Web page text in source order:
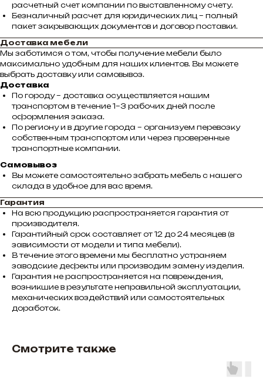
расчетный счет компании по выставленному счету.
Безналичный расчет для юридических лиц – полный
пакет закрывающих документов и договор поставки.
Доставка мебели
Мы заботимся о том, чтобы получение мебели было
максимально удобным для наших клиентов. Вы можете
выбрать доставку или самовывоз.
Доставка
По городу – доставка осуществляется нашим
транспортом в течение 1–3 рабочих дней после
оформления заказа.
По региону и в другие города – организуем перевозку
собственным транспортом или через проверенные
транспортные компании.
Самовывоз
Вы можете самостоятельно забрать мебель с нашего
склада в удобное для вас время.
Гарантия
На всю продукцию распространяется гарантия от
производителя.
Гарантийный срок составляет от 12 до 24 месяцев (в
зависимости от модели и типа мебели).
В течение этого времени мы бесплатно устраняем
заводские дефекты или производим замену изделия.
Гарантия не распространяется на повреждения,
возникшие в результате неправильной эксплуатации,
механических воздействий или самостоятельных
доработок.
Смотрите также